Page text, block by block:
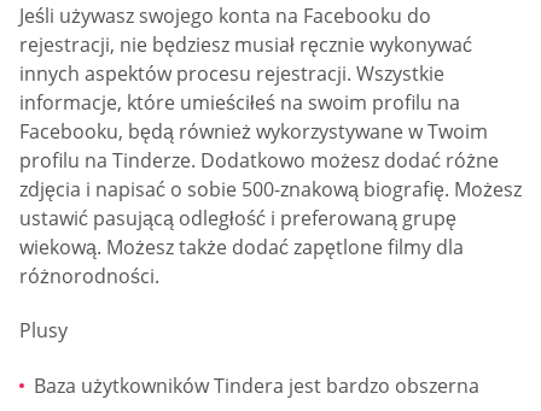
Jeśli używasz swojego konta na Facebooku do
rejestracji, nie będziesz musiał ręcznie wykonywać
innych aspektów procesu rejestracji. Wszystkie
informacje, które umieściłeś na swoim profilu na
Facebooku, będą również wykorzystywane w Twoim
profilu na Tinderze. Dodatkowo możesz dodać różne
zdjęcia i napisać o sobie 500-znakową biografię. Możesz
ustawić pasującą odległość i preferowaną grupę
wiekową. Możesz także dodać zapętlone filmy dla
różnorodności.
Plusy
Baza użytkowników Tindera jest bardzo obszerna